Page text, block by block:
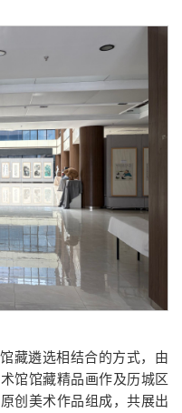
藏遴选相结合的方式，由
馆馆藏精品画作及历城区
创美术作品组成，共展出